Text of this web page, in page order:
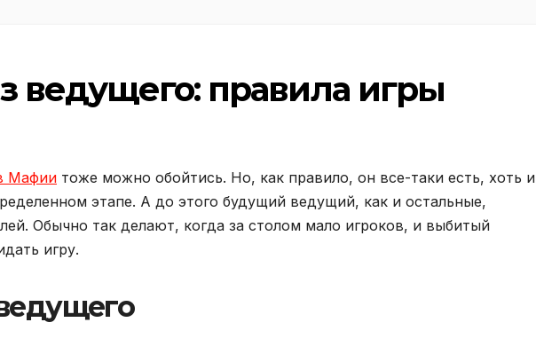
ведущего: правила игры
Мафии тоже можно обойтись. Но, как правило, он все-таки есть, хоть и
этапе. А до этого будущий ведущий, как и остальные,
Обычно так делают, когда за столом мало игроков, и выбитый
игру.